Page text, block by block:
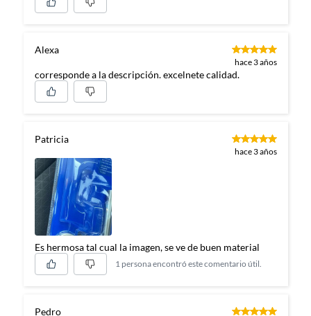
Alexa
hace 3 años
corresponde a la descripción. excelnete calidad.
Patricia
hace 3 años
Es hermosa tal cual la imagen, se ve de buen material
1 persona encontró este comentario útil.
Pedro